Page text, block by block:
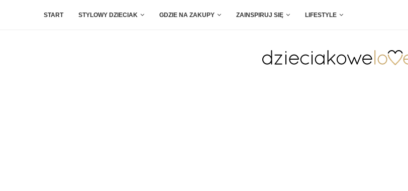
START STYLOWY DZIECIAK GDZIE NA ZAKUPY ZAINSPIRUJ SIĘ LIFESTYLE